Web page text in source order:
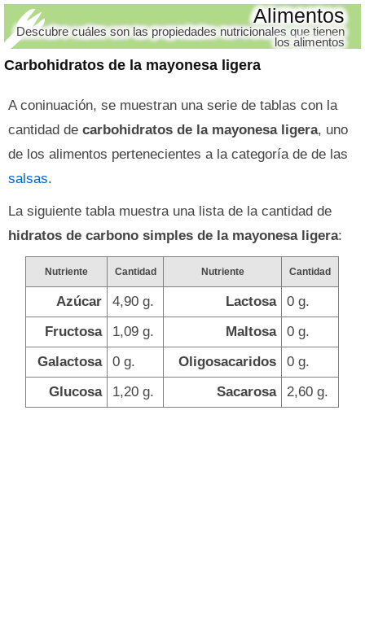
Carbohidratos de la mayonesa ligera
Alimentos
Descubre cuáles son las propiedades nutricionales que tienen
los alimentos
A coninuación, se muestran una serie de tablas con la
cantidad de carbohidratos de la mayonesa ligera, uno
de los alimentos pertenecientes a la categoría de de las
salsas.
La siguiente tabla muestra una lista de la cantidad de
hidratos de carbono simples de la mayonesa ligera:
Nutriente Cantidad Nutriente Cantidad
Azúcar 4,90 g. Lactosa
0 g.
Fructosa
1,09 g. Maltosa
0 g.
Galactosa
0 g. Oligosacaridos
0 g.
Glucosa
1,20 g. Sacarosa 2,60 g.